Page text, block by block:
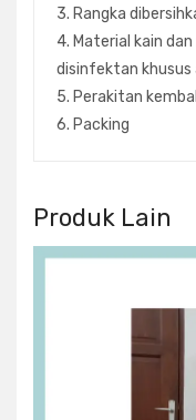
3. Rangka
4. Material kain
disinfektan khusus
5. Perakitan
6. Packing
Produk Lain